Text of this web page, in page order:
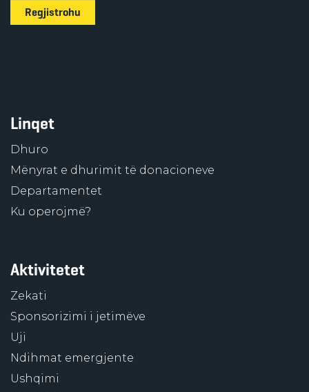
Regjistrohu
Linqet
Dhuro
Mënyrat e dhurimit të donacioneve
Departamentet
Ku operojmë?
Aktivitetet
Zekati
Sponsorizimi i jetimëve
Uji
Ndihmat emergjente
Ushqimi